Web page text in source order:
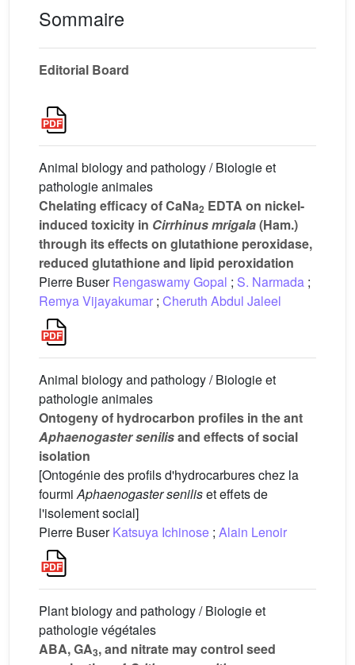
Sommaire
Editorial Board
Animal biology and pathology / Biologie et
pathologie animales
Chelating efficacy of CaNa2 EDTA on nickel-
induced toxicity in Cirrhinus mrigala(Ham.)
through its effects on glutathione peroxidase,
reduced glutathione and lipid peroxidation
Pierre BuserRengaswamy Gopal ; S. Narmada ;
Remya Vijayakumar ; Cheruth Abdul Jaleel
Animal biology and pathology / Biologie et
pathologie animales
Ontogeny of hydrocarbon profiles in the ant
Aphaenogaster senilisand effects of social
isolation
[Ontogénie des profils d'hydrocarbures chez la
fourmi Aphaenogaster seniliset effets de
l'isolement social]
Pierre BuserKatsuya Ichinose ; Alain Lenoir
Plant biology and pathology / Biologie et
pathologie végétales
ABA, GA3, and nitrate may control seed